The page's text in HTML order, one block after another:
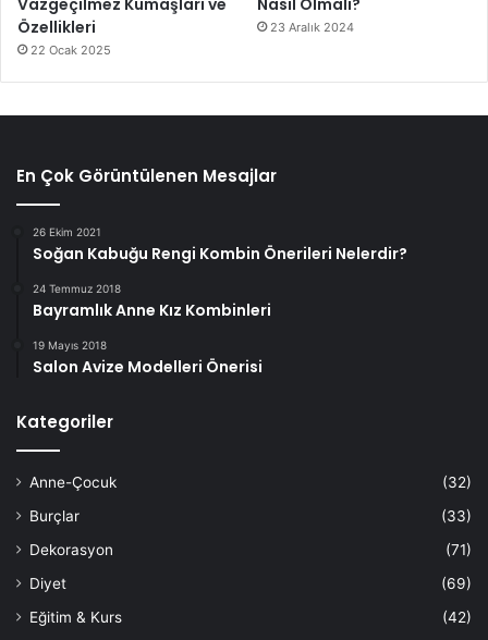
Özellikleri
22 Ocak 2025
23 Aralık 2024
En Çok Görüntülenen Mesajlar
26 Ekim 2021
Soğan Kabuğu Rengi Kombin Önerileri Nelerdir?
24 Temmuz 2018
Bayramlık Anne Kız Kombinleri
19 Mayıs 2018
Salon Avize Modelleri Önerisi
Kategoriler
Anne-Çocuk
(32)
Burçlar
(33)
Dekorasyon
(71)
Diyet
(69)
Eğitim & Kurs
(42)